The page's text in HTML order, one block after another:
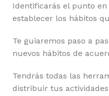
Identificarás el punto
establecer los hábitos
Te guiaremos paso a
nuevos hábitos de
Tendrás todas las
distribuir tus